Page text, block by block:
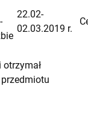
22.02-
02.03.2019 r.
otrzymał